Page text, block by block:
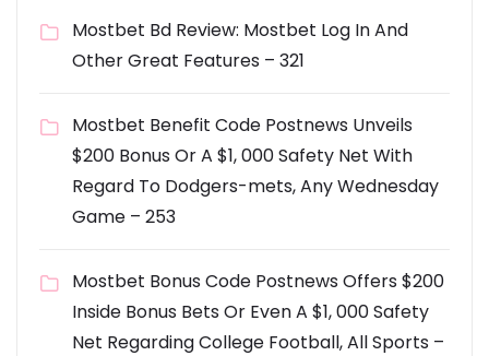
Mostbet Bd Review: Mostbet Log In And
Other Great Features – 321
Mostbet Benefit Code Postnews Unveils
$200 Bonus Or A $1, 000 Safety Net With
Regard To Dodgers-mets, Any Wednesday
Game – 253
Mostbet Bonus Code Postnews Offers $200
Inside Bonus Bets Or Even A $1, 000 Safety
Net Regarding College Football, All Sports –